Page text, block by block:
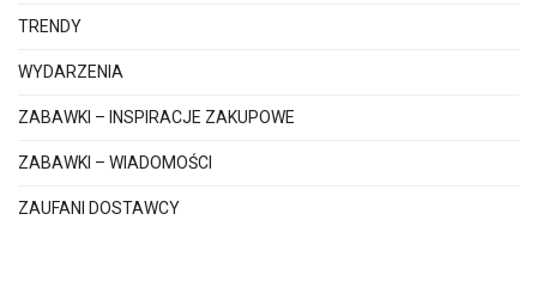
TRENDY
WYDARZENIA
ZABAWKI – INSPIRACJE ZAKUPOWE
ZABAWKI – WIADOMOŚCI
ZAUFANI DOSTAWCY